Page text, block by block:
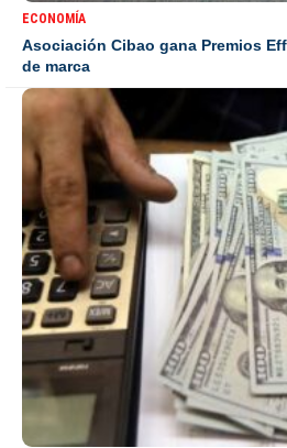
ECONOMÍA
Asociación Cibao gana Premios
de marca